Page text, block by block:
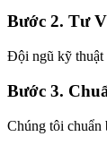
Bước 2. Tư
Đội ngũ kỹ thuật
Bước 3.
Chúng tôi chuẩn